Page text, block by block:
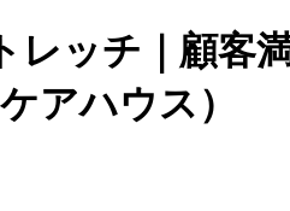
レッチ｜顧客
アハウス）